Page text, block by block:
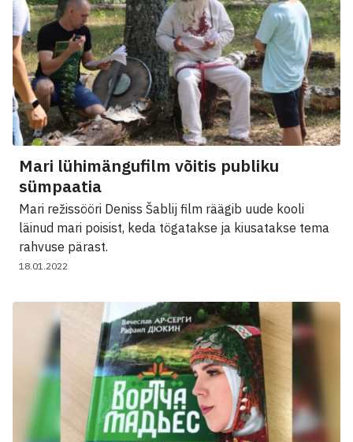
Mari lühimängufilm võitis publiku
sümpaatia
Mari režissööri Deniss Šablij film räägib uude kooli
läinud mari poisist, keda tögatakse ja kiusatakse tema
rahvuse pärast.
18.01.2022